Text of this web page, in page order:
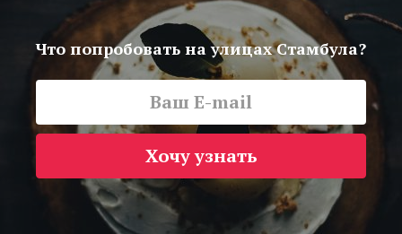
Что попробовать на улицах Стамбула?
Хочу узнать